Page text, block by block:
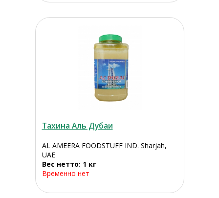
Тахина Аль Дубаи
AL AMEERA FOODSTUFF IND. Sharjah,
UAE
Вес нетто: 1 кг
Временно нет